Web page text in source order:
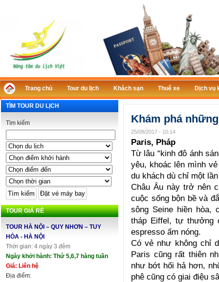
Trang chủ Tour du lịch Khách sạn Thuê xe Dịch vụ
TÌM TOUR DU LỊCH
Tìm kiếm
TOUR GIÁ RẺ
TOUR HÀ NỘI – QUY NHƠN – TUY
HÒA - HÀ NỘI
Thời gian: 4 ngày 3 đêm
Ngày khởi hành: Thứ 5,6,7 hàng tuần
Giá: Liên hệ
Địa điểm:
Khám phá
25/08/2017 - 10:14
Paris, Pháp
Từ lâu “kinh đô ánh
yêu, khoác lên mình
du khách dù chỉ một
Châu Âu này trở nên
cuộc sống bộn bề và
sông Seine hiền hòa,
tháp Eiffel, tự thưởng
espresso ấm nóng.
Có vẻ như không chỉ
Paris cũng rất thiên
như bớt hối hả hơn,
phê cũng có giai điệu